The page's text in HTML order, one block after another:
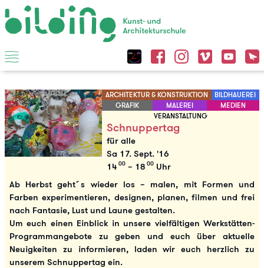
ARCHITEKTUR & KONSTRUKTION
BILDHAUEREI
GRAFIK
MALEREI
MEDIEN
VERANSTALTUNG
Schnuppertag
für alle
Sa 17. Sept. '16
14 00 – 18 00 Uhr
Ab Herbst geht´s wieder los – malen, mit Formen und
Farben experimentieren, designen, planen, filmen und frei
nach Fantasie, Lust und Laune gestalten.
Um euch einen Einblick in unsere vielfältigen Werkstätten-
Programmangebote zu geben und euch über aktuelle
Neuigkeiten zu informieren, laden wir euch herzlich zu
unserem Schnuppertag ein.